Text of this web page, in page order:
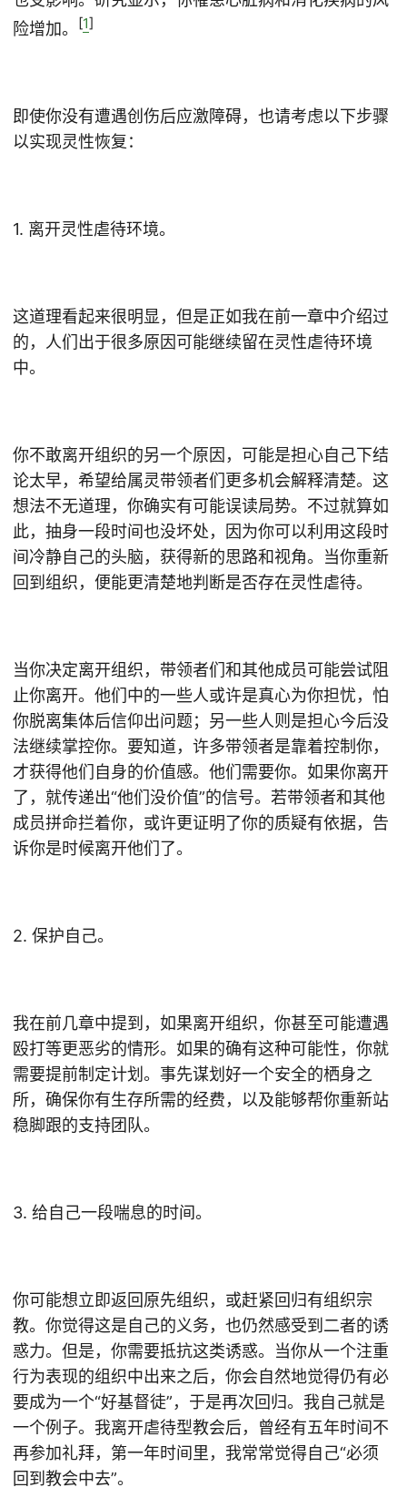
险增加。
[1]
即使你没有遭遇创伤后应激障碍，也请考虑以下步骤
以实现灵性恢复：
1. 离开灵性虐待环境。
这道理看起来很明显，但是正如我在前一章中介绍过
的，人们出于很多原因可能继续留在灵性虐待环境
中。
你不敢离开组织的另一个原因，可能是担心自己下结
论太早，希望给属灵带领者们更多机会解释清楚。这
想法不无道理，你确实有可能误读局势。不过就算如
此，抽身一段时间也没坏处，因为你可以利用这段时
间冷静自己的头脑，获得新的思路和视角。当你重新
回到组织，便能更清楚地判断是否存在灵性虐待。
当你决定离开组织，带领者们和其他成员可能尝试阻
止你离开。他们中的一些人或许是真心为你担忧，怕
你脱离集体后信仰出问题；另一些人则是担心今后没
法继续掌控你。要知道，许多带领者是靠着控制你，
才获得他们自身的价值感。他们需要你。如果你离开
了，就传递出“他们没价值”的信号。若带领者和其他
成员拼命拦着你，或许更证明了你的质疑有依据，告
诉你是时候离开他们了。
2. 保护自己。
我在前几章中提到，如果离开组织，你甚至可能遭遇
殴打等更恶劣的情形。如果的确有这种可能性，你就
需要提前制定计划。事先谋划好一个安全的栖身之
所，确保你有生存所需的经费，以及能够帮你重新站
稳脚跟的支持团队。
3. 给自己一段喘息的时间。
你可能想立即返回原先组织，或赶紧回归有组织宗
教。你觉得这是自己的义务，也仍然感受到二者的诱
惑力。但是，你需要抵抗这类诱惑。当你从一个注重
行为表现的组织中出来之后，你会自然地觉得仍有必
要成为一个“好基督徒”，于是再次回归。我自己就是
一个例子。我离开虐待型教会后，曾经有五年时间不
再参加礼拜，第一年时间里，我常常觉得自己“必须
回到教会中去”。